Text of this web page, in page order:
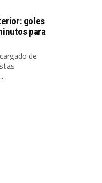
goles
para
de